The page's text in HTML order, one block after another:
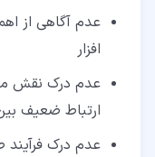
عدم آگاهی از
افزار
عدم درک نقش
ارتباط ضعیف
عدم درک فرآیند